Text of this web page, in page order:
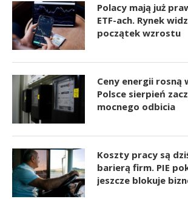
Polacy mają już
ETF-ach. Rynek
początek wzrostu
Ceny energii rosną
Polsce sierpień
mocnego odbicia
Koszty pracy są
barierą firm. PIE
jeszcze blokuje